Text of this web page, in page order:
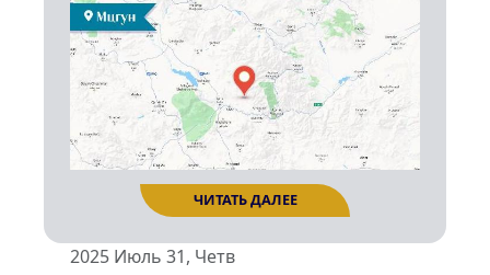
2025 Июль 31, Четв